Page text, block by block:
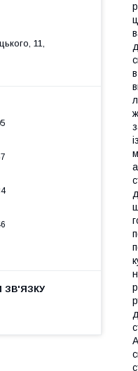
11,